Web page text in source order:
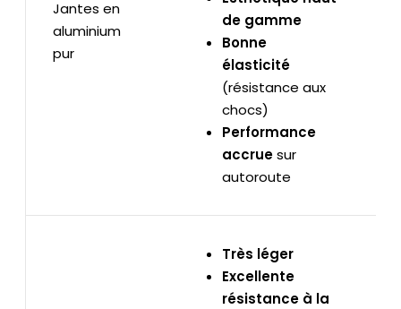
Jantes en
aluminium
pur
de gamme
Bonne
élasticité
(résistance aux
chocs)
Performance
accruesur
autoroute
Très léger
Excellente
résistance à la